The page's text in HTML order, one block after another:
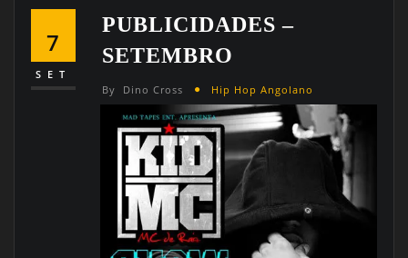
7
SET
PUBLICIDADES –
SETEMBRO
By Dino Cross Hip Hop Angolano